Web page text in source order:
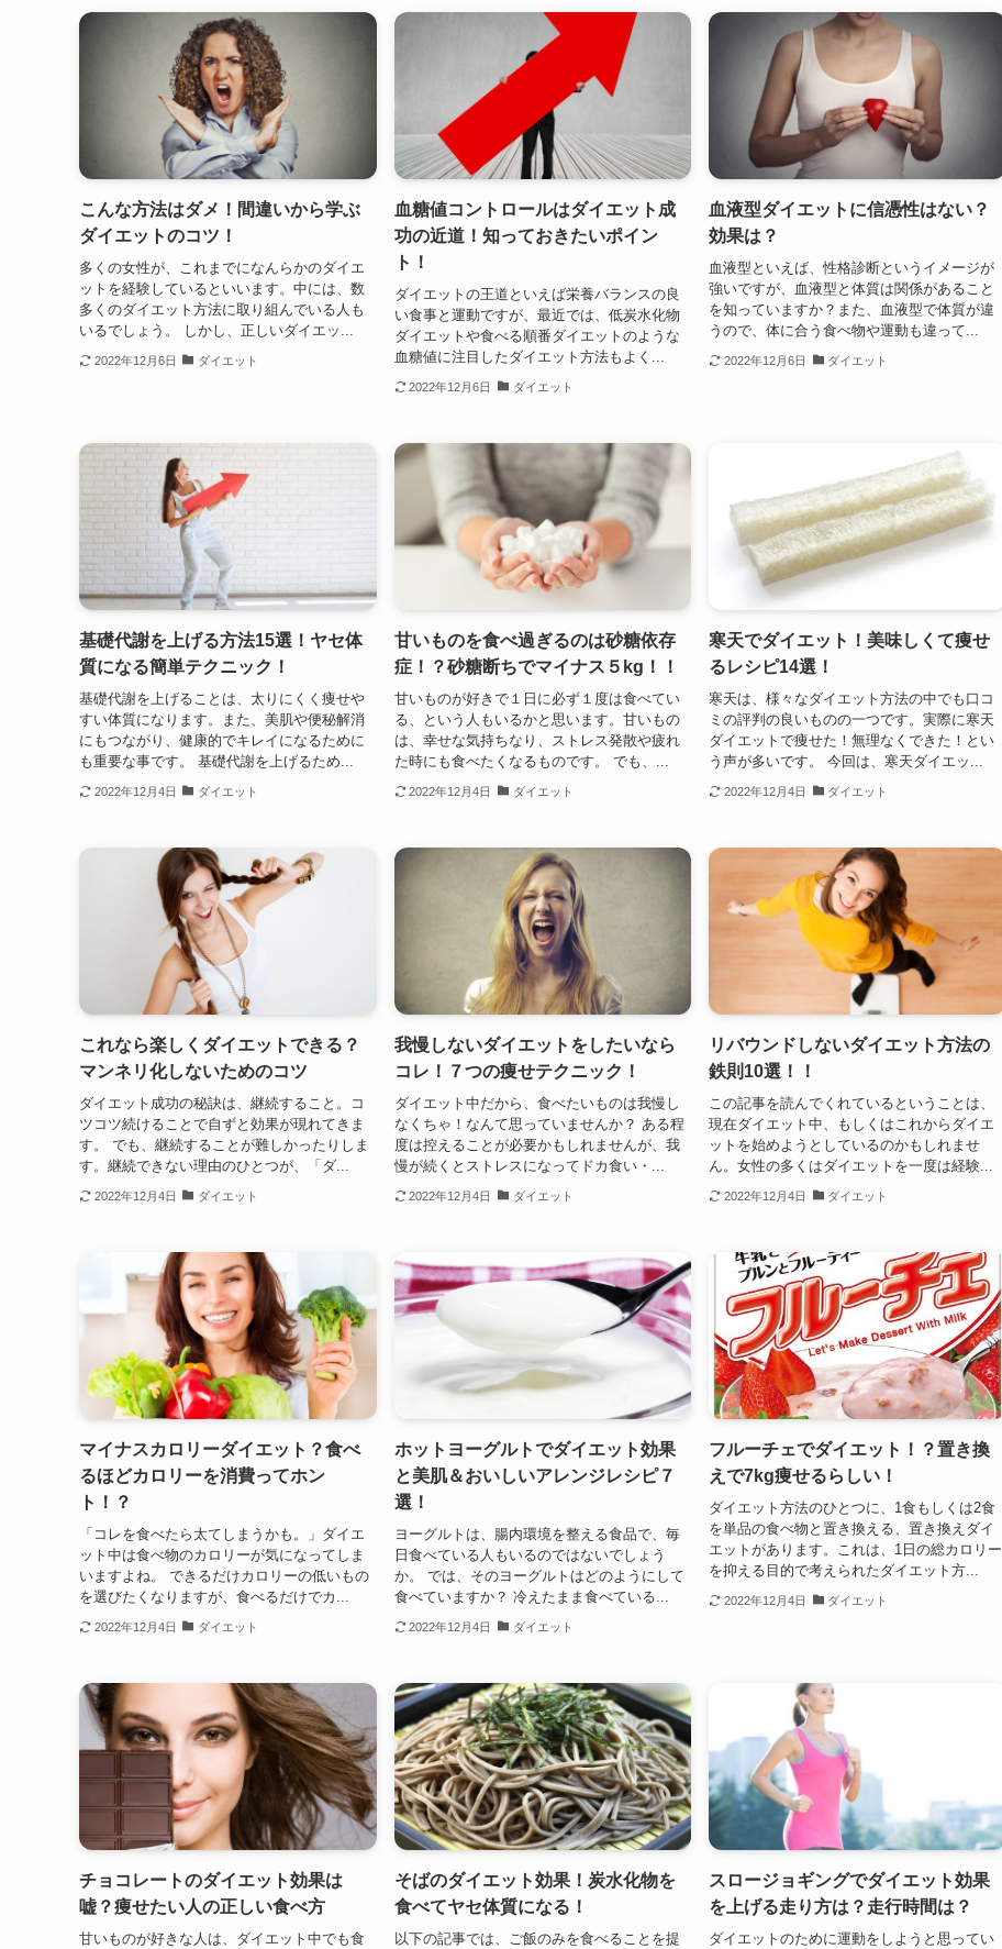
こんな方法はダメ！間違いから学ぶ
ダイエットのコツ！
多くの女性が、これまでになんらかのダイエ
ットを経験しているといいます。中には、数
多くのダイエット方法に取り組んでいる人も
いるでしょう。 しかし、正しいダイエッ...
2022年12月6日 ダイエット
血糖値コントロールはダイエット成
功の近道！知っておきたいポイン
ト！
ダイエットの王道といえば栄養バランスの良
い食事と運動ですが、最近では、低炭水化物
ダイエットや食べる順番ダイエットのような
血糖値に注目したダイエット方法もよく...
2022年12月6日 ダイエット
血液型ダイエットに信憑性はない？
効果は？
血液型といえば、性格診断というイメージが
強いですが、血液型と体質は関係があること
を知っていますか？また、血液型で体質が違
うので、体に合う食べ物や運動も違って...
2022年12月6日 ダイエット
基礎代謝を上げる方法15選！ヤセ体
質になる簡単テクニック！
基礎代謝を上げることは、太りにくく痩せや
すい体質になります。また、美肌や便秘解消
にもつながり、健康的でキレイになるために
も重要な事です。 基礎代謝を上げるため...
2022年12月4日 ダイエット
甘いものを食べ過ぎるのは砂糖依存
症！？砂糖断ちでマイナス５kg！！
甘いものが好きで１日に必ず１度は食べてい
る、という人もいるかと思います。甘いもの
は、幸せな気持ちなり、ストレス発散や疲れ
た時にも食べたくなるものです。 でも、...
2022年12月4日 ダイエット
寒天でダイエット！美味しくて痩せ
るレシピ14選！
寒天は、様々なダイエット方法の中でも口コ
ミの評判の良いものの一つです。実際に寒天
ダイエットで痩せた！無理なくできた！とい
う声が多いです。 今回は、寒天ダイエッ...
2022年12月4日 ダイエット
これなら楽しくダイエットできる？
マンネリ化しないためのコツ
ダイエット成功の秘訣は、継続すること。コ
ツコツ続けることで自ずと効果が現れてきま
す。 でも、継続することが難しかったりしま
す。継続できない理由のひとつが、「ダ...
2022年12月4日 ダイエット
我慢しないダイエットをしたいなら
コレ！７つの痩せテクニック！
ダイエット中だから、食べたいものは我慢し
なくちゃ！なんて思っていませんか？ ある程
度は控えることが必要かもしれませんが、我
慢が続くとストレスになってドカ食い・...
2022年12月4日 ダイエット
リバウンドしないダイエット方法の
鉄則10選！！
この記事を読んでくれているということは、
現在ダイエット中、もしくはこれからダイエ
ットを始めようとしているのかもしれませ
ん。女性の多くはダイエットを一度は経験...
2022年12月4日 ダイエット
マイナスカロリーダイエット？食べ
るほどカロリーを消費ってホン
ト！？
「コレを食べたら太てしまうかも。」ダイエ
ット中は食べ物のカロリーが気になってしま
いますよね。 できるだけカロリーの低いもの
を選びたくなりますが、食べるだけでカ...
2022年12月4日 ダイエット
ホットヨーグルトでダイエット効果
と美肌＆おいしいアレンジレシピ７
選！
ヨーグルトは、腸内環境を整える食品で、毎
日食べている人もいるのではないでしょう
か。 では、そのヨーグルトはどのようにして
食べていますか？ 冷えたまま食べている...
2022年12月4日 ダイエット
フルーチェでダイエット！？置き換
えで7kg痩せるらしい！
ダイエット方法のひとつに、1食もしくは2食
を単品の食べ物と置き換える、置き換えダイ
エットがあります。これは、1日の総カロリー
を抑える目的で考えられたダイエット方...
2022年12月4日 ダイエット
チョコレートのダイエット効果は
嘘？痩せたい人の正しい食べ方
甘いものが好きな人は、ダイエット中でも食
そばのダイエット効果！炭水化物を
食べてヤセ体質になる！
以下の記事では、ご飯のみを食べることを提
スロージョギングでダイエット効果
を上げる走り方は？走行時間は？
ダイエットのために運動をしようと思ってい